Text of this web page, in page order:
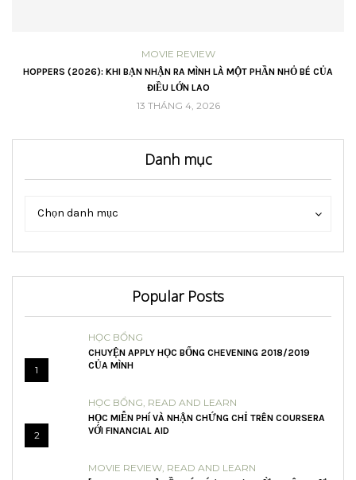
MOVIE REVIEW
HOPPERS (2026): KHI BẠN NHẬN RA MÌNH LÀ MỘT PHẦN NHỎ BÉ CỦA
ĐIỀU LỚN LAO
13 THÁNG 4, 2026
Danh mục
Danh
Chọn danh mục
Danh
Popular Posts
1
HỌC BỔNG
CHUYỆN APPLY HỌC BỔNG CHEVENING 2018/2019
CỦA MÌNH
2
HỌC BỔNG, READ AND LEARN
HỌC MIỄN PHÍ VÀ NHẬN CHỨNG CHỈ TRÊN COURSERA
VỚI FINANCIAL AID
MOVIE REVIEW, READ AND LEARN